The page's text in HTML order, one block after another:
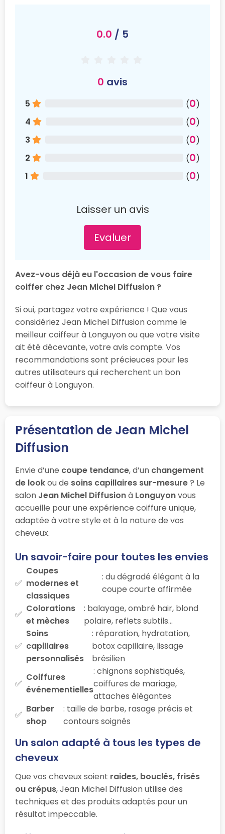
0.0 / 5
0 avis
5 (0)
4
(0)
3
(0)
2
(0)
1
(0)
Laisser un avis
Evaluer
Avez-vous déjà eu l'occasion de vous faire
coiffer chez Jean Michel Diffusion ?
Si oui, partagez votre expérience ! Que vous
considériez Jean Michel Diffusion comme le
meilleur coiffeur à Longuyon ou que votre visite
ait été décevante, votre avis compte. Vos
recommandations sont précieuces pour les
autres utilisateurs qui recherchent un bon
coiffeur à Longuyon.
Présentation de Jean Michel
Diffusion
Envie d’une coupe tendance, d’un changement
de lookou de soins capillaires sur-mesure? Le
salon Jean Michel Diffusionà Longuyonvous
accueille pour une expérience coiffure unique,
adaptée à votre style et à la nature de vos
cheveux.
Un savoir-faire pour toutes les envies
Coupes
modernes et
classiques
: du dégradé élégant à la
coupe courte affirmée
Colorations
et mèches
: balayage, ombré hair, blond
polaire, reflets subtils…
Soins
capillaires
personnalisés
: réparation, hydratation,
botox capillaire, lissage
brésilien
Coiffures
événementielles
: chignons sophistiqués,
coiffures de mariage,
attaches élégantes
Barber
shop
: taille de barbe, rasage précis et
contours soignés
Un salon adapté à tous les types de
cheveux
Que vos cheveux soient raides, bouclés, frisés
ou crépus, Jean Michel Diffusion utilise des
techniques et des produits adaptés pour un
résultat impeccable.